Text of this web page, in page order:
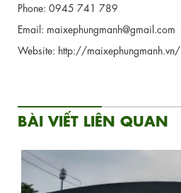
Phone: 0945 741 789
Email: maixephungmanh@gmail.com
Website: http://maixephungmanh.vn/
BÀI VIẾT LIÊN QUAN